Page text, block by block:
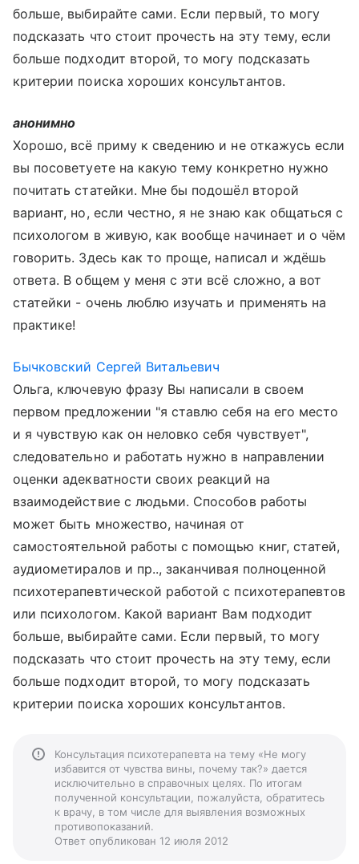
больше, выбирайте сами. Если первый, то могу
подсказать что стоит прочесть на эту тему, если
больше подходит второй, то могу подсказать
критерии поиска хороших консультантов.
анонимно
Хорошо, всё приму к сведению и не откажусь если
вы посоветуете на какую тему конкретно нужно
почитать статейки. Мне бы подошёл второй
вариант, но, если честно, я не знаю как общаться с
психологом в живую, как вообще начинает и о чём
говорить. Здесь как то проще, написал и ждёшь
ответа. В общем у меня с эти всё сложно, а вот
статейки - очень люблю изучать и применять на
практике!
Бычковский Сергей Витальевич
Ольга, ключевую фразу Вы написали в своем
первом предложении "я ставлю себя на его место
и я чувствую как он неловко себя чувствует",
следовательно и работать нужно в направлении
оценки адекватности своих реакций на
взаимодействие с людьми. Способов работы
может быть множество, начиная от
самостоятельной работы с помощью книг, статей,
аудиометиралов и пр.., заканчивая полноценной
психотерапевтической работой с психотерапевтов
или психологом. Какой вариант Вам подходит
больше, выбирайте сами. Если первый, то могу
подсказать что стоит прочесть на эту тему, если
больше подходит второй, то могу подсказать
критерии поиска хороших консультантов.
Консультация психотерапевта на тему «Не могу
избавится от чувства вины, почему так?» дается
исключительно в справочных целях. По итогам
полученной консультации, пожалуйста, обратитесь
к врачу, в том числе для выявления возможных
противопоказаний.
Ответ опубликован 12 июля 2012